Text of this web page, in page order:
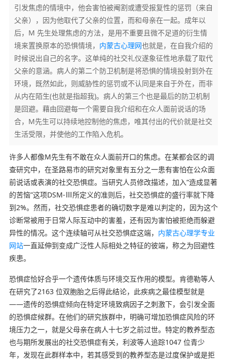
引发焦虑的情境中，他会害怕被阉割或遭受报复性的惩罚（来自
父亲），因为他取代了父亲的位置，而和母亲在一起。成年以
后，M 先生处理焦虑的方法，是用不重要且微不足道的衍生情
境来置换原本的恐惧情境， 内蒙古心理网也就是，在自我介绍的
时候说出自己的名字。这单纯的社交礼仪遂象征性地承载了取代
父亲的意涵。病人的第二个防卫机制是将恐惧的情境投射到外在
环境，既然如此，则威胁性的惩罚或不认同是来自于外在，而非
从内在陌生(也就是指超我)。病人的第三个也是最后的防卫机制
是回避。藉由回避每一个需要自我介绍和在众人面前说话的场
合，M先生可以持续地控制他的焦虑，唯其付出的代价就是社交
生活受限，并使他的工作陷入危机。
许多人都像M先生有不敢在众人面前开口的焦虑。在某都会区的调
查研究中，在圣路易市的研究对象里有五分之一患有害怕在公众面
前说话或表演的社交恐惧症。当研究人员修改描述，加入“造成显著
的苦恼”这项DSM-Ⅲ所定义的准则后，社交恐惧症的盛行率就下降
到2%。然而，社交恐惧症患者的确切数字是难以判定的，因为这个
诊断常被用于日常人际互动中的害羞，还有因为害怕被拒绝而躲避
异性的情况。这个连续轴可从社交恐惧症这端， 内蒙古心理学专业
网站一直延伸到变成广泛性人际相处之特征的彼端，称之为回避性
疾患。
恐惧症恰好合乎一个遗传体质与环境交互作用的模型。肯德勒等人
在研究了2163 位双胞胎之后得此结论，此疾病之最佳模型就是
——遗传的恐惧症倾向在特定环境致病因子之刺激下，会引发全面
的恐惧症候群。在他们的研究族群中，明确可增加恐惧症风险的环
境压力之一，就是父母亲在病人十七岁之前过世。特定的教养型态
也与期所发展出的社交恐惧症有关，利波等人追踪1047 位青少
年，发现在此群样本中，若其感受到的教养型态是过度保护或是拒